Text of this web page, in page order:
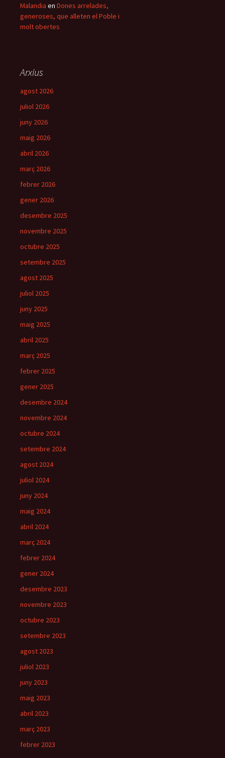
Malandia en Dones arrelades,
generoses, que alleten el Poble i
molt obertes
Arxius
agost 2026
juliol 2026
juny 2026
maig 2026
abril 2026
març 2026
febrer 2026
gener 2026
desembre 2025
novembre 2025
octubre 2025
setembre 2025
agost 2025
juliol 2025
juny 2025
maig 2025
abril 2025
març 2025
febrer 2025
gener 2025
desembre 2024
novembre 2024
octubre 2024
setembre 2024
agost 2024
juliol 2024
juny 2024
maig 2024
abril 2024
març 2024
febrer 2024
gener 2024
desembre 2023
novembre 2023
octubre 2023
setembre 2023
agost 2023
juliol 2023
juny 2023
maig 2023
abril 2023
març 2023
febrer 2023